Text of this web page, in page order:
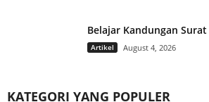
Belajar Kandungan
Artikel August 4, 2026
KATEGORI YANG POPULER